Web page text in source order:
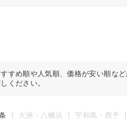
すすめ順や人気順、価格が安い順な
ください。
大洲・八幡浜 宇和島・西予